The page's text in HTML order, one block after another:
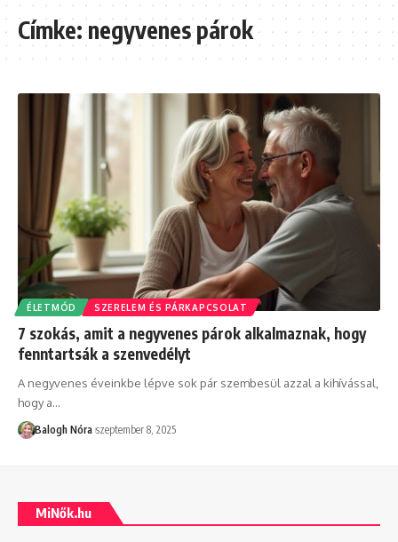
Címke:negyvenes párok
ÉLETMÓD SZERELEM ÉS PÁRKAPCSOLAT
7 szokás, amit a negyvenes párok alkalmaznak, hogy
fenntartsák a szenvedélyt
A negyvenes éveinkbe lépve sok pár szembesül azzal a kihívással,
hogy a…
Balogh Nóra szeptember 8, 2025
MiNők.hu